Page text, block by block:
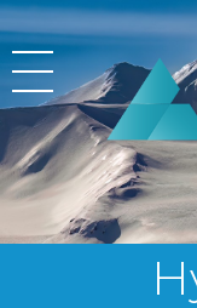
Leonarden
Vi ses på fjället